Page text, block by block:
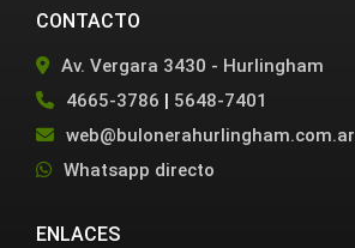
CONTACTO
Av. Vergara 3430 - Hurlingham
4665-3786 | 5648-7401
web@bulonerahurlingham.com.ar
Whatsapp directo
ENLACES